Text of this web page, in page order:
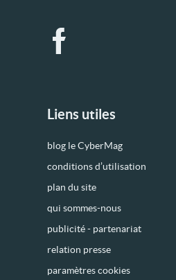
Liens utiles
blog le CyberMag
conditions d’utilisation
plan du site
qui sommes-nous
publicité - partenariat
relation presse
paramètres cookies